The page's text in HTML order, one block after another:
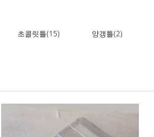
초콜릿틀(15) 양갱틀(2)